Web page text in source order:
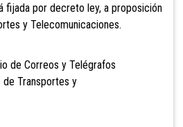
fijada por decreto ley, a proposición
y Telecomunicaciones.
de Correos y Telégrafos
Transportes y